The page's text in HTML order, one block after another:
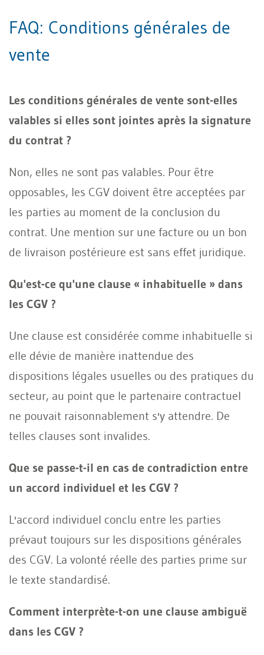
FAQ: Conditions générales de
vente
Les conditions générales de vente sont-elles
valables si elles sont jointes après la signature
du contrat ?
Non, elles ne sont pas valables. Pour être
opposables, les CGV doivent être acceptées par
les parties au moment de la conclusion du
contrat. Une mention sur une facture ou un bon
de livraison postérieure est sans effet juridique.
Qu'est-ce qu'une clause « inhabituelle » dans
les CGV ?
Une clause est considérée comme inhabituelle si
elle dévie de manière inattendue des
dispositions légales usuelles ou des pratiques du
secteur, au point que le partenaire contractuel
ne pouvait raisonnablement s'y attendre. De
telles clauses sont invalides.
Que se passe-t-il en cas de contradiction entre
un accord individuel et les CGV ?
L'accord individuel conclu entre les parties
prévaut toujours sur les dispositions générales
des CGV. La volonté réelle des parties prime sur
le texte standardisé.
Comment interprète-t-on une clause ambiguë
dans les CGV ?